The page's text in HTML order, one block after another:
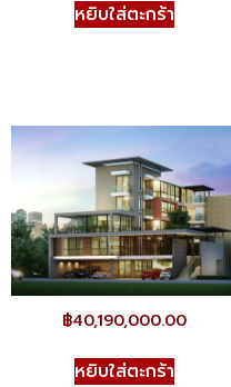
หยิบใส่ตะกร้า
฿40,190,000.00
หยิบใส่ตะกร้า